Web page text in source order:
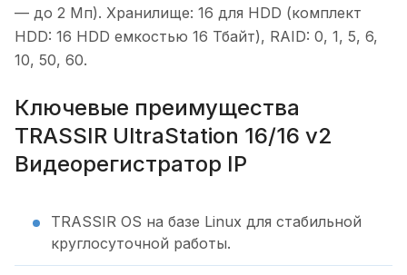
— до 2 Мп). Хранилище: 16 для HDD (комплект
HDD: 16 HDD емкостью 16 Тбайт), RAID: 0, 1, 5, 6,
10, 50, 60.
Ключевые преимущества
TRASSIR UltraStation 16/16 v2
Видеорегистратор IP
TRASSIR OS на базе Linux для стабильной
круглосуточной работы.